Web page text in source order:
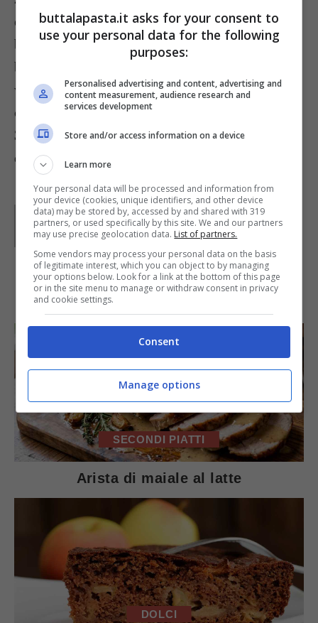
extravergine di oliva, bagnate con mezzo
bicchiere di vino bianco e cuocete il riso con il
brodo vegetale, aggiungendo un mestolo alla
volta. Quando manca poco alla cottura unite i
cubetti di bieta formaggio e mantecate.
3)
Lasciate riposare il risotto per qualche minuto,
quindi distribuitelo nelle forme di formaggio,
Parole diPaoletta
Paoletta è stata collaboratrice di Buttalapasta dal 2008
al 2011, spaziando tra tutte le tipologie di ricette, dai
primi ai contorni, dai secondi ai dolci.
IN PRIMO PIANO
SECONDI PIATTI
Arista di maiale al latte
DOLCI
buttalapasta.it asks for your consent to
use your personal data for the following
purposes:
Personalised advertising and content, advertising and
content measurement, audience research and
services development
Store and/or access information on a device
Learn more
Your personal data will be processed and information from
your device (cookies, unique identifiers, and other device
data) may be stored by, accessed by and shared with 319
partners, or used specifically by this site. We and our partners
may use precise geolocation data. List of partners.
Some vendors may process your personal data on the basis
of legitimate interest, which you can object to by managing
your options below. Look for a link at the bottom of this page
or in the site menu to manage or withdraw consent in privacy
and cookie settings.
Consent
Manage options